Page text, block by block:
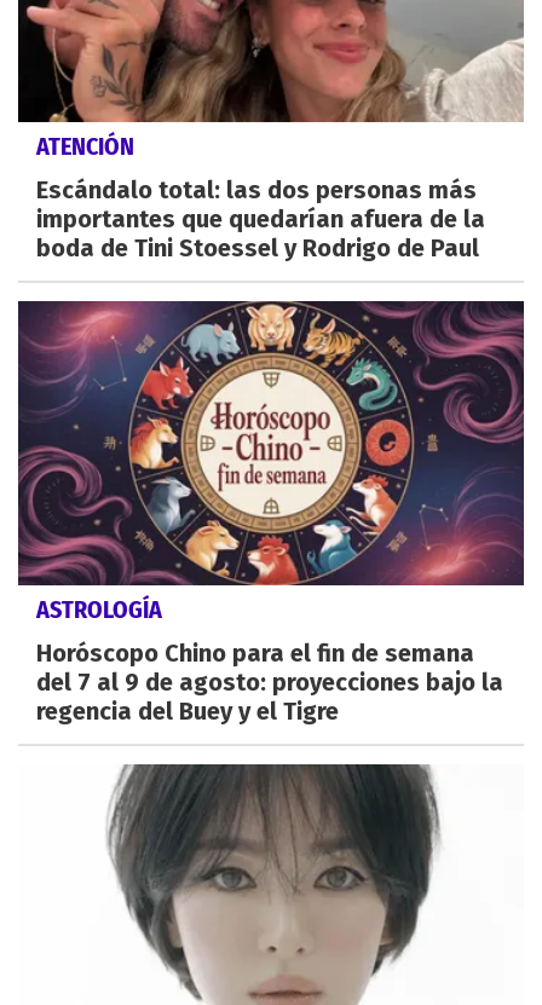
ATENCIÓN
Escándalo total: las dos personas más
importantes que quedarían afuera de la
boda de Tini Stoessel y Rodrigo de Paul
ASTROLOGÍA
Horóscopo Chino para el fin de semana
del 7 al 9 de agosto: proyecciones bajo la
regencia del Buey y el Tigre